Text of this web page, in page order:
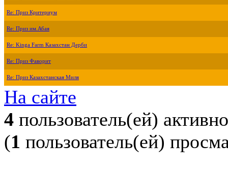
Re: Приз Критериум
Re: Приз им.Абая
Re: Kinga Farm Казахстан Дерби
Re: Приз Фаворит
Re: Приз Казахстанская Миля
На сайте
4 пользователь(ей) активно
(1 пользователь(ей)